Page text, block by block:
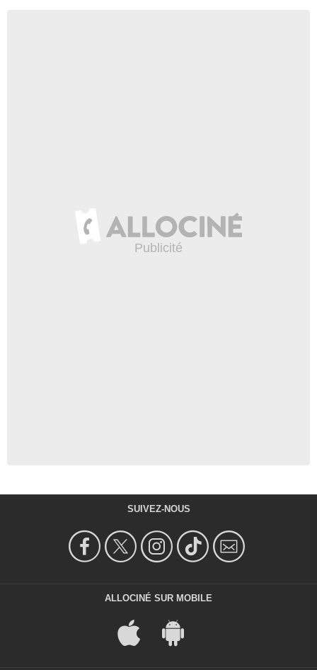
SUIVEZ-NOUS
ALLOCINÉ SUR MOBILE